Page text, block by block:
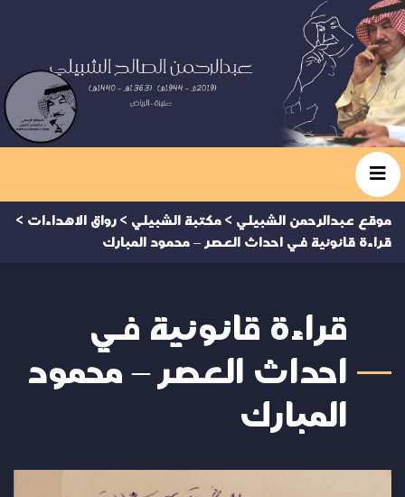
موقع عبدالرحمن الشبيلي > مكتبة الشبيلي > رواق الاهداءات >
قراءة قانونية في احداث العصر – محمود المبارك
قراءة قانونية في
احداث العصر – محمود
المبارك